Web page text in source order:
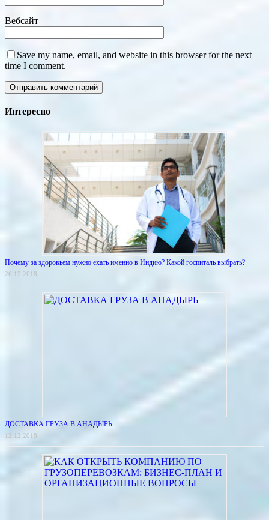
Вебсайт
Save my name, email, and website in this browser for the next
time I comment.
Интересно
Почему за здоровьем нужно ехать именно в Индию? Какой госпиталь выбрать?
26.12.2018
ДОСТАВКА ГРУЗА В АНАДЫРЬ
12.12.2018